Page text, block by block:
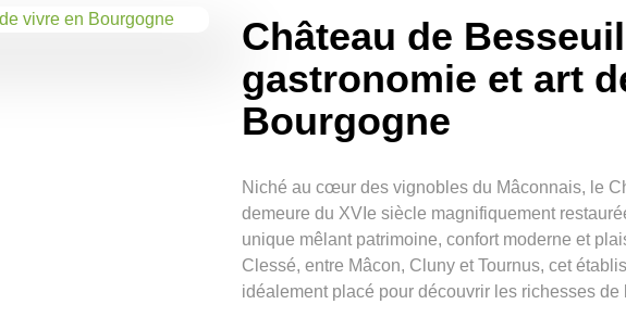
Château de
gastronomie et art
Bourgogne
Niché au cœur des vignobles du Mâconnais, le
demeure du XVIe siècle magnifiquement
unique mêlant patrimoine, confort moderne et
Clessé, entre Mâcon, Cluny et Tournus, cet
idéalement placé pour découvrir les richesses